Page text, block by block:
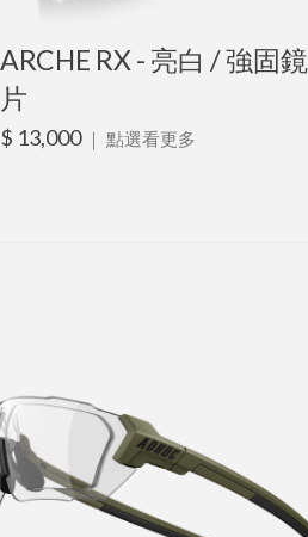
ARCHE RX - 亮白 / 強固鏡
片
$ 13,000 ｜點選看更多